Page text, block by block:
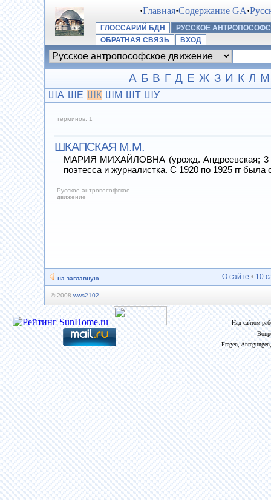
·Главная·Содержание GA·
ГЛОССАРИЙ БДН
РУССКОЕ
ОБРАТНАЯ СВЯЗЬ
ВХОД
А Б В Г Д Е Ж З И К Л М
ША ШЕ ШК ШМ ШТ ШУ
терминов: 1
ШКАПСКАЯ М.М.
МАРИЯ МИХАЙЛОВНА (урожд. Андреевская; 3
поэтесса и журналистка. С 1920 по 1925 гг
Русское антропософское
движение
на заглавную О сайте • 10
© 2008 wws2102
Над сайтом
Fragen,